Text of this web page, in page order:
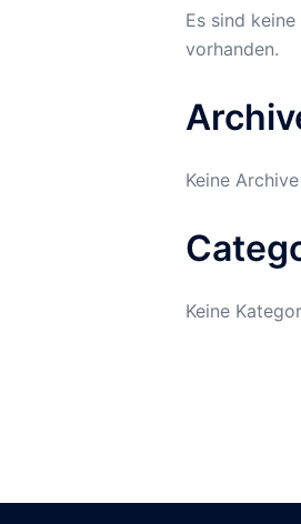
Es sind
vorhanden.
Keine
Keine